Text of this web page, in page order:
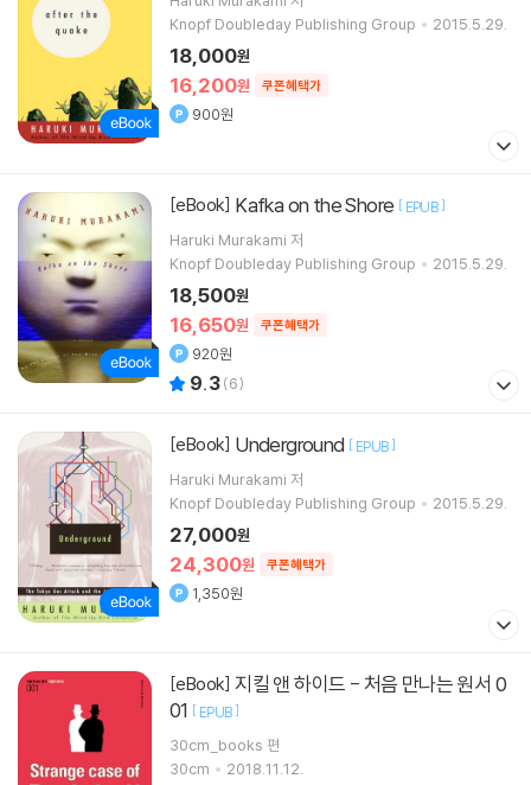
Knopf Doubleday Publishing Group
2015.5.29.
16,200원 쿠폰혜택가
18,000원
900원
[eBook] Kafka on the Shore [ EPUB]
Haruki Murakami 저
Knopf Doubleday Publishing Group
2015.5.29.
16,650원 쿠폰혜택가
18,500원
920원
9.3(6)
[eBook] Underground [ EPUB]
Haruki Murakami 저
Knopf Doubleday Publishing Group
2015.5.29.
24,300원 쿠폰혜택가
27,000원
1,350원
[eBook] 지킬 앤 하이드 - 처음 만나는 원서 0
01 [ EPUB]
30cm_books 편
30cm
2018.11.12.